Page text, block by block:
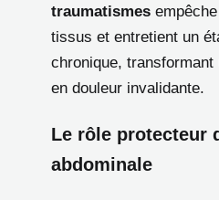
traumatismes
tissus et entretient un
chronique, transformant
en douleur invalidante.
Le rôle protecteur
abdominale